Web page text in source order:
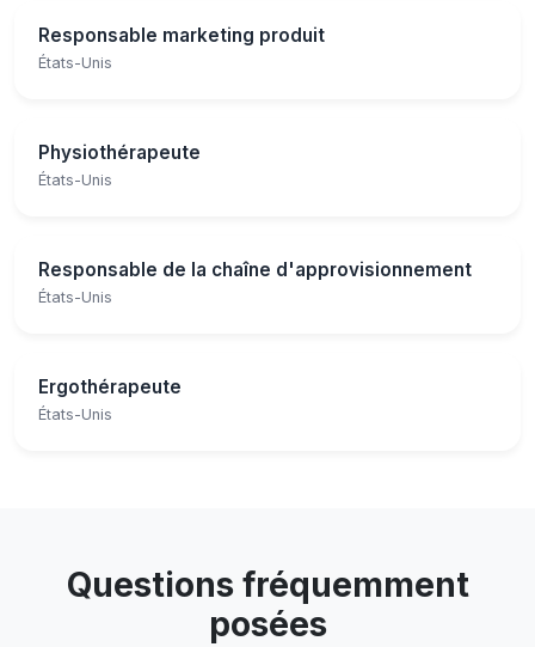
Responsable marketing produit
États-Unis
Physiothérapeute
États-Unis
Responsable de la chaîne d'approvisionnement
États-Unis
Ergothérapeute
États-Unis
Questions fréquemment
posées